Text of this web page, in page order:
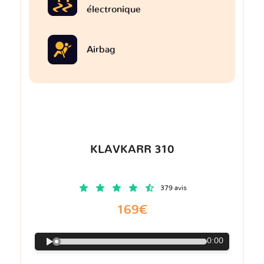
électronique
Airbag
KLAVKARR 310
379 avis
169€
0:00